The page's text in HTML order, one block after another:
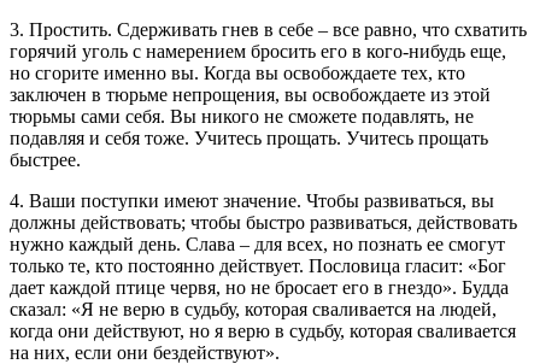
3. Простить. Сдерживать гнев в себе – все равно, что схватить
горячий уголь с намерением бросить его в кого-нибудь еще,
но сгорите именно вы. Когда вы освобождаете тех, кто
заключен в тюрьме непрощения, вы освобождаете из этой
тюрьмы сами себя. Вы никого не сможете подавлять, не
подавляя и себя тоже. Учитесь прощать. Учитесь прощать
быстрее.
4. Ваши поступки имеют значение. Чтобы развиваться, вы
должны действовать; чтобы быстро развиваться, действовать
нужно каждый день. Слава – для всех, но познать ее смогут
только те, кто постоянно действует. Пословица гласит: «Бог
дает каждой птице червя, но не бросает его в гнездо». Будда
сказал: «Я не верю в судьбу, которая сваливается на людей,
когда они действуют, но я верю в судьбу, которая сваливается
на них, если они бездействуют».